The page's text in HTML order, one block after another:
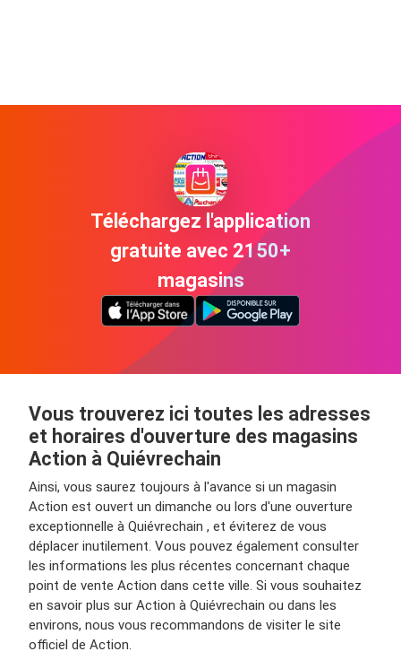
Téléchargez l'application
gratuite avec 2150+
magasins
Vous trouverez ici toutes les adresses
et horaires d'ouverture des magasins
Action à Quiévrechain
Ainsi, vous saurez toujours à l'avance si un magasin
Action est ouvert un dimanche ou lors d'une ouverture
exceptionnelle à Quiévrechain , et éviterez de vous
déplacer inutilement. Vous pouvez également consulter
les informations les plus récentes concernant chaque
point de vente Action dans cette ville. Si vous souhaitez
en savoir plus sur Action à Quiévrechain ou dans les
environs, nous vous recommandons de visiter le site
officiel de Action.